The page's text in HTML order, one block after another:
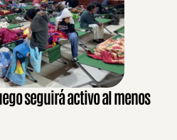
seguirá activo al menos